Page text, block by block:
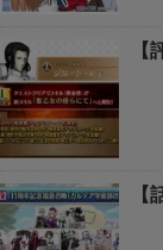
【
【